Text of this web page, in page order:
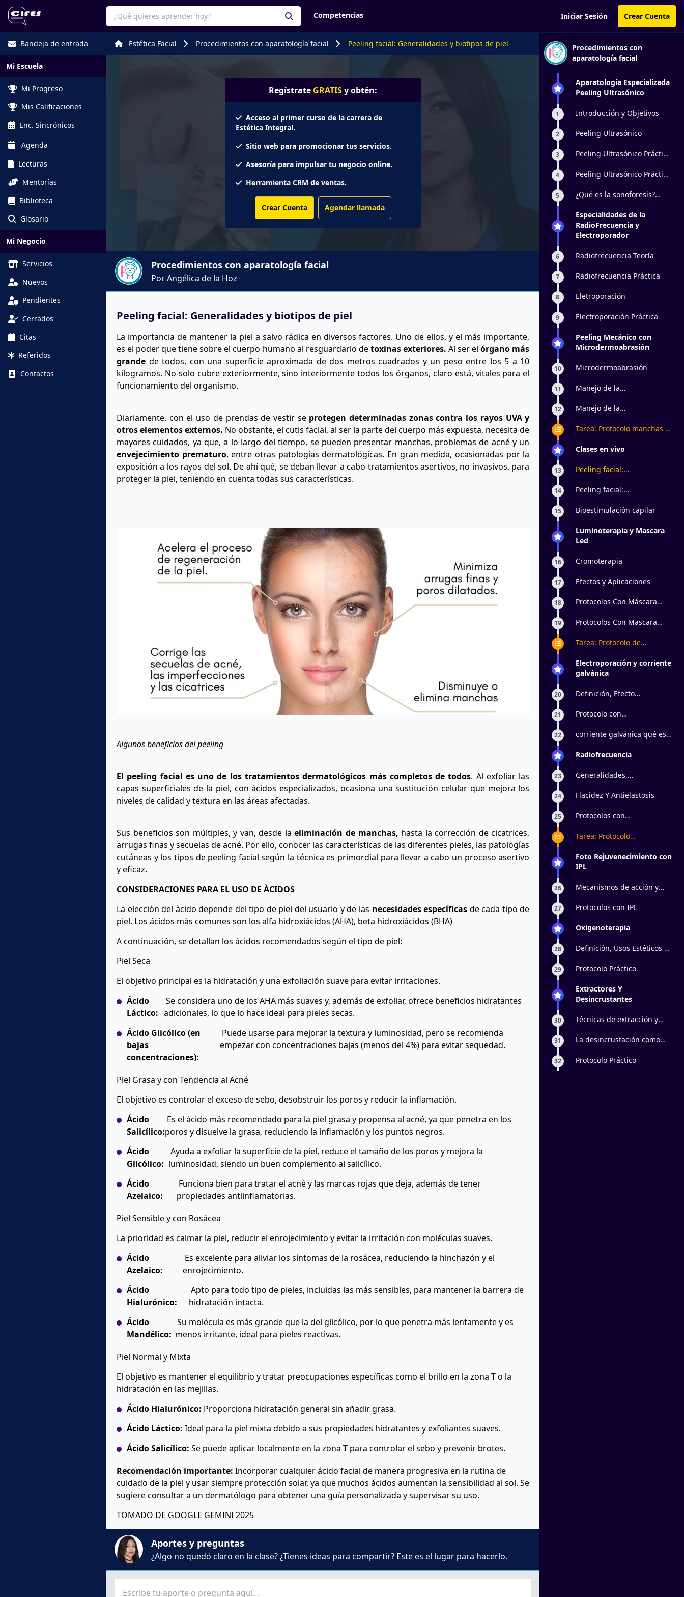
Competencias Iniciar Sesión Crear Cuenta
Bandeja de entrada
Mi Escuela
Mi Progreso
Mis Calificaciones
Enc. Sincrónicos
Agenda
Lecturas
Mentorías
Biblioteca
Glosario
Mi Negocio
Servicios
Nuevos
Pendientes
Cerrados
Citas
Referidos
Contactos
Estética Facial Procedimientos con aparatología facial Peeling facial: Generalidades y biotipos de piel
Regístrate GRATISy obtén:
Acceso al primer curso de la carrera de
Estética Integral.
Sitio web para promocionar tus servicios.
Asesoría para impulsar tu negocio online.
Herramienta CRM de ventas.
Crear Cuenta Agendar llamada
Procedimientos con aparatología facial
Por Angélica de la Hoz
Peeling facial: Generalidades y biotipos de piel
La importancia de mantener la piel a salvo rádica en diversos factores. Uno de ellos, y el más importante,
es el poder que tiene sobre el cuerpo humano al resguardarlo detoxinas exteriores. Al ser elórgano más
grande de todos, con una superficie aproximada de dos metros cuadrados y un peso entre los 5 a 10
kilogramos. No solo cubre exteriormente, sino interiormente todos los órganos, claro está, vitales para el
funcionamiento del organismo.
Diariamente, con el uso de prendas de vestir se protegen determinadas zonas contra los rayos UVA y
otros elementos externos. No obstante, el cutis facial, al ser la parte del cuerpo más expuesta, necesita de
mayores cuidados, ya que, a lo largo del tiempo, se pueden presentar manchas, problemas de acné y un
envejecimiento prematuro, entre otras patologías dermatológicas. En gran medida, ocasionadas por la
exposición a los rayos del sol. De ahí qué, se deban llevar a cabo tratamientos asertivos, no invasivos, para
proteger la piel, teniendo en cuenta todas sus características.
Algunos beneficios del peeling
El peeling facial es uno de los tratamientos dermatológicos más completos de todos. Al exfoliar las
capas superficiales de la piel, con ácidos especializados, ocasiona una sustitución celular que mejora los
niveles de calidad y textura en las áreas afectadas.
Sus beneficios son múltiples, y van, desde laeliminación de manchas, hasta la corrección de cicatrices,
arrugas finas y secuelas de acné. Por ello, conocer las características de las diferentes pieles, las patologías
cutáneas y los tipos de peeling facial según la técnica es primordial para llevar a cabo un proceso asertivo
y eficaz.
CONSIDERACIONES PARA EL USO DE ÀCIDOS
La elecciòn del àcido depende del tipo de piel del usuario y de las necesidades específicas de cada tipo de
piel. Los ácidos más comunes son los alfa hidroxiácidos (AHA), beta hidroxiácidos (BHA)
A continuación, se detallan los ácidos recomendados según el tipo de piel:
Piel Seca
El objetivo principal es la hidratación y una exfoliación suave para evitar irritaciones.
Ácido
Láctico:
Se considera uno de los AHA más suaves y, además de exfoliar, ofrece beneficios hidratantes
adicionales, lo que lo hace ideal para pieles secas.
Ácido Glicólico (en
bajas
concentraciones):
Puede usarse para mejorar la textura y luminosidad, pero se recomienda
empezar con concentraciones bajas (menos del 4%) para evitar sequedad.
Piel Grasa y con Tendencia al Acné
El objetivo es controlar el exceso de sebo, desobstruir los poros y reducir la inflamación.
Ácido
Salicílico:
Es el ácido más recomendado para la piel grasa y propensa al acné, ya que penetra en los
poros y disuelve la grasa, reduciendo la inflamación y los puntos negros.
Ácido
Glicólico:
Ayuda a exfoliar la superficie de la piel, reduce el tamaño de los poros y mejora la
luminosidad, siendo un buen complemento al salicílico.
Ácido
Azelaico:
Funciona bien para tratar el acné y las marcas rojas que deja, además de tener
propiedades antiinflamatorias.
Piel Sensible y con Rosácea
La prioridad es calmar la piel, reducir el enrojecimiento y evitar la irritación con moléculas suaves.
Ácido
Azelaico:
Es excelente para aliviar los síntomas de la rosácea, reduciendo la hinchazón y el
enrojecimiento.
Ácido
Hialurónico:
Apto para todo tipo de pieles, incluidas las más sensibles, para mantener la barrera de
hidratación intacta.
Ácido
Mandélico:
Su molécula es más grande que la del glicólico, por lo que penetra más lentamente y es
menos irritante, ideal para pieles reactivas.
Piel Normal y Mixta
El objetivo es mantener el equilibrio y tratar preocupaciones específicas como el brillo en la zona T o la
hidratación en las mejillas.
Ácido Hialurónico: Proporciona hidratación general sin añadir grasa.
Ácido Láctico: Ideal para la piel mixta debido a sus propiedades hidratantes y exfoliantes suaves.
Ácido Salicílico: Se puede aplicar localmente en la zona T para controlar el sebo y prevenir brotes.
Recomendación importante: Incorporar cualquier ácido facial de manera progresiva en la rutina de
cuidado de la piel y usar siempre protección solar, ya que muchos ácidos aumentan la sensibilidad al sol. Se
sugiere consultar a un dermatólogo para obtener una guía personalizada y supervisar su uso.
TOMADO DE GOOGLE GEMINI 2025
Aportes y preguntas
¿Algo no quedó claro en la clase? ¿Tienes ideas para compartir? Este es el lugar para hacerlo.
Procedimientos con
aparatología facial
Aparatología Especializada
Peeling Ultrasónico
1 Introducción y Objetivos
2 Peeling Ultrasónico
3
Peeling Ultrasónico Práctica
4
Peeling Ultrasónico Práctica
5
¿Qué es la sonoforesis?
principio activo, ejemplos, y
para qué sirve el
ultrasonido.
Especialidades de la
RadioFrecuencia y
Electroporador
6 Radiofrecuencia Teoría
7 Radiofrecuencia Práctica
8 Eletroporación
9 Electroporación Práctica
Peeling Mecánico con
Microdermoabrasión
10 Microdermoabrasión
11
Manejo de la
Práctica 1
12
Manejo de la
Práctica 2
Tarea: Protocolo manchas y
Clases en vivo
13
Peeling facial:
piel
14
Peeling facial:
15 Bioestimulación capilar
Luminoterapia y Mascara
Led
16 Cromoterapia
17 Efectos y Aplicaciones
18
Protocolos Con Máscara
19
Protocolos Con Mascara
Tarea: Protocolo de
Maduras
Electroporación y corriente
galvánica
20
Definición, Efecto
21
Protocolo con
22
corriente galvánica qué es,
iontoforesis
Radiofrecuencia
23
Generalidades,
Contraindicaciones
24 Flacidez Y Antielastosis
25
Protocolos con
Tarea: Protocolo
Foto Rejuvenecimiento con
IPL
26
Mecanismos de acción y
27 Protocolos con IPL
Oxigenoterapia
28
Definición, Usos Estéticos y
29 Protocolo Práctico
Extractores Y
Desincrustantes
30
Técnicas de extracción y
31
La desincrustación como
higiene facial
32 Protocolo Práctico